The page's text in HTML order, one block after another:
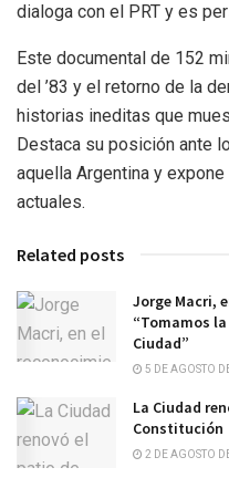
dialoga con el PRT y es
Este documental de 152
del ’83 y el retorno de la
historias ineditas que
Destaca su posición ante
aquella Argentina y
actuales.
Related posts
Jorge Macri,
“Tomamos
Ciudad”
5 DE AGOSTO
La Ciudad
Constitución
2 DE AGOSTO